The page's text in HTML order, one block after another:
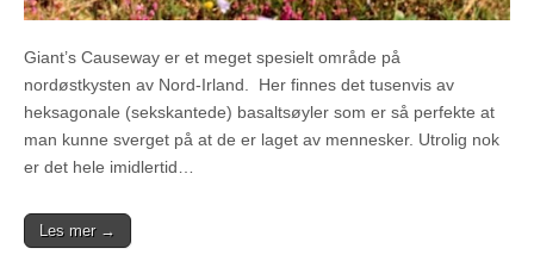
Giant’s Causeway er et meget spesielt område på
nordøstkysten av Nord-Irland. Her finnes det tusenvis av
heksagonale (sekskantede) basaltsøyler som er så perfekte at
man kunne sverget på at de er laget av mennesker. Utrolig nok
er det hele imidlertid…
Les mer →